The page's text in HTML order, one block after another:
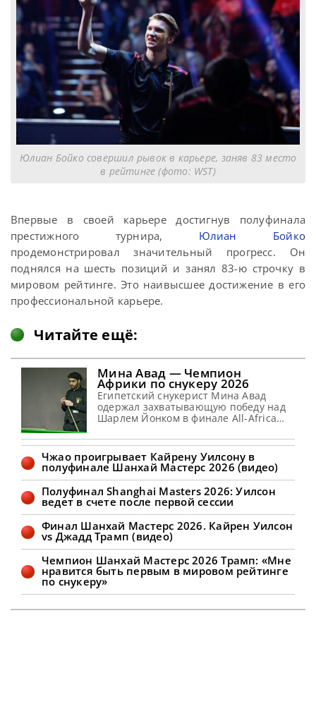
Юлиан Бойко совершил рывок в карьере, заняв 83 место
в рейтинге (фото: WST)
Впервые в своей карьере достигнув полуфинала
престижного турнира, Юлиан Бойко
продемонстрировал значительный прогресс. Он
поднялся на шесть позиций и занял 83-ю строчку в
мировом рейтинге. Это наивысшее достижение в его
профессиональной карьере.
Читайте ещё:
Мина Авад — Чемпион
Африки по снукеру 2026
Египетский снукерист Мина Авад
одержал захватывающую победу над
Шарлем Йонком в финале All-Africa
WST Мина Авад одержал победу на
Чемпионате Африки по снукеру 2026
года (All-Africa Snooker Championship).
В решающем поединке против Шарля
Йонка, Авад продемонстрировал
высокое мастерство, одержав победу
со счетом 6-5. Этот успех принес
египетскому спортсмену не только
континентальный
Чжао проигрывает Кайрену Уилсону в
полуфинале Шанхай Мастерс 2026 (видео)
Полуфинал Shanghai Masters 2026: Уилсон
ведет в счете после первой сессии
Финал Шанхай Мастерс 2026. Кайрен Уилсон
vs Джадд Трамп (видео)
Чемпион Шанхай Мастерс 2026 Трамп: «Мне
нравится быть первым в мировом рейтинге
по снукеру»